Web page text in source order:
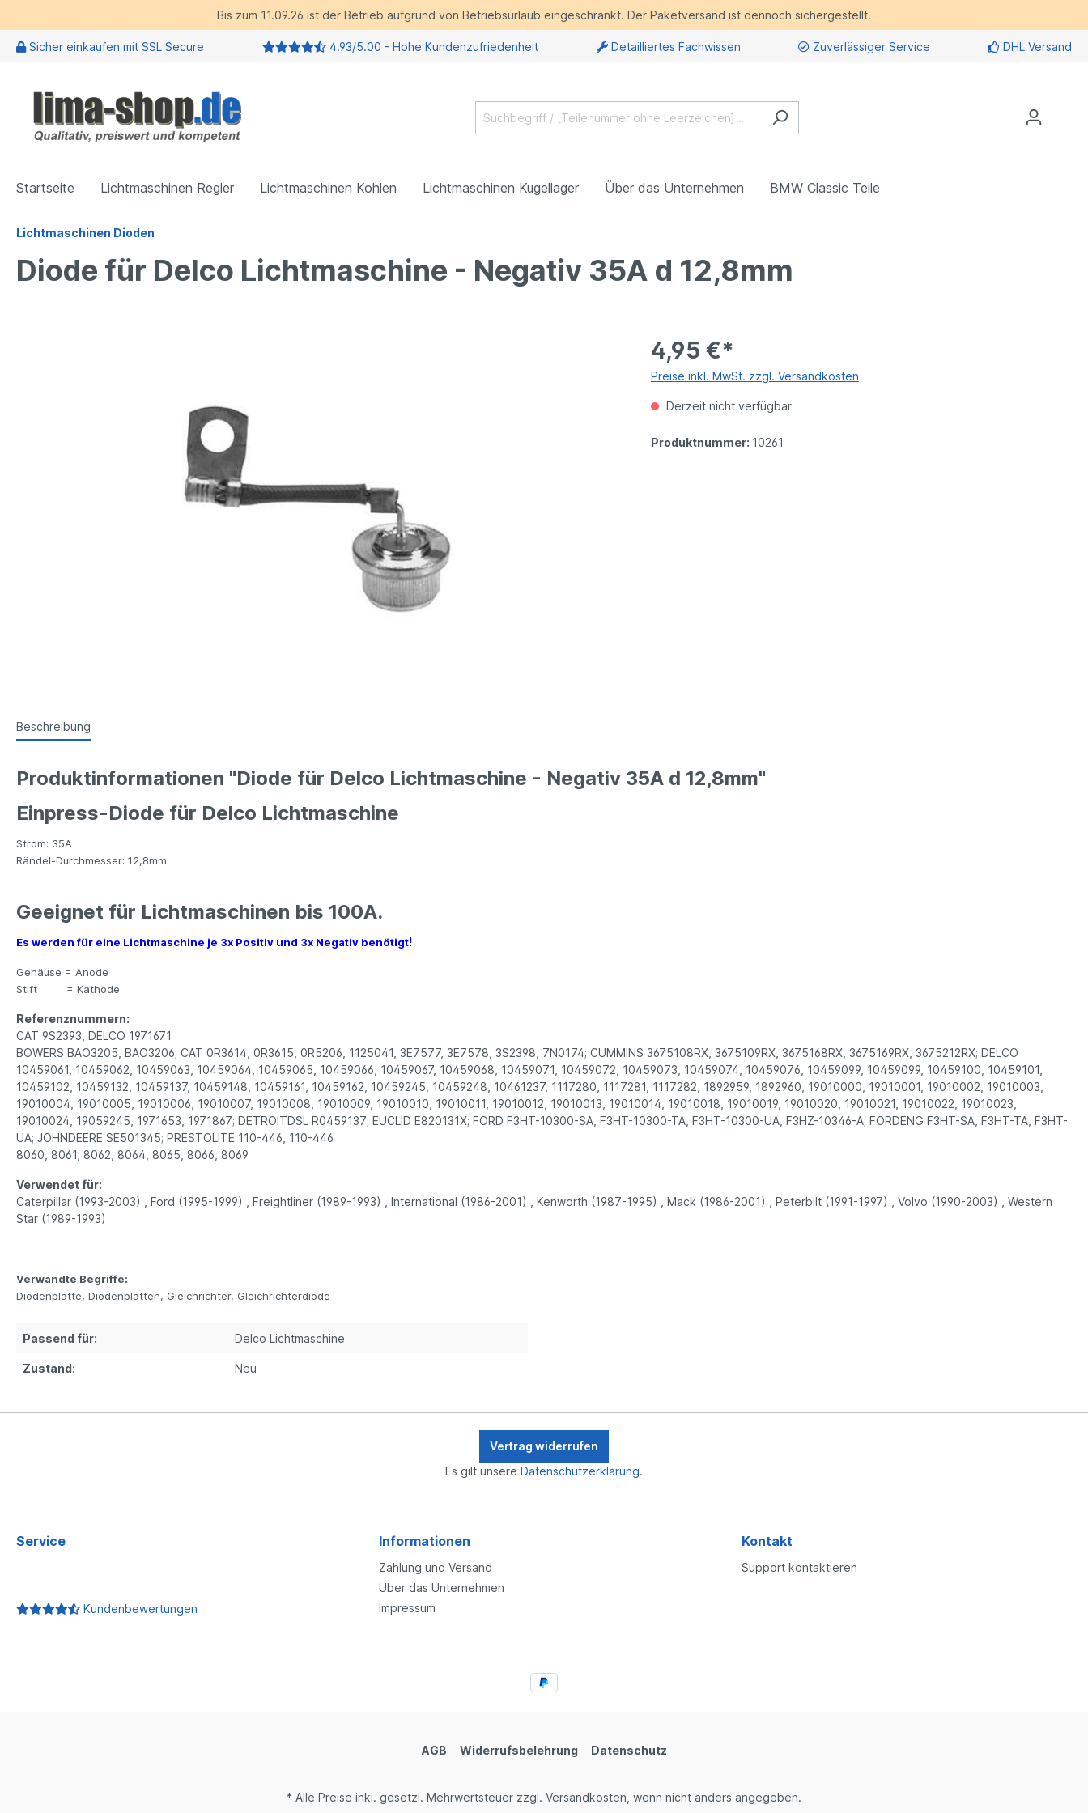
Bis zum 11.09.26 ist der Betrieb aufgrund von Betriebsurlaub eingeschränkt. Der Paketversand ist dennoch sichergestellt.
Sicher einkaufen mit SSL Secure 4.93/5.00 - Hohe Kundenzufriedenheit Detailliertes Fachwissen Zuverlässiger Service DHL Versand
Startseite Lichtmaschinen Regler Lichtmaschinen Kohlen Lichtmaschinen Kugellager Über das Unternehmen BMW Classic Teile
Lichtmaschinen Dioden
Diode für Delco Lichtmaschine - Negativ 35A d 12,8mm
4,95 €*
Preise inkl. MwSt. zzgl. Versandkosten
Derzeit nicht verfügbar
Produktnummer: 10261
Beschreibung
Produktinformationen "Diode für Delco Lichtmaschine - Negativ 35A d 12,8mm"
Einpress-Diode für Delco Lichtmaschine
Strom: 35A
Rändel-Durchmesser: 12,8mm
Geeignet für Lichtmaschinen bis 100A.
Es werden für eine Lichtmaschine je 3x Positiv und 3x Negativ benötigt!
Gehäuse = Anode
Stift = Kathode
Referenznummern:
CAT 9S2393, DELCO 1971671
BOWERS BAO3205, BAO3206; CAT 0R3614, 0R3615, 0R5206, 1125041, 3E7577, 3E7578, 3S2398, 7N0174; CUMMINS 3675108RX, 3675109RX, 3675168RX, 3675169RX, 3675212RX; DELCO
10459061, 10459062, 10459063, 10459064, 10459065, 10459066, 10459067, 10459068, 10459071, 10459072, 10459073, 10459074, 10459076, 10459099, 10459099, 10459100, 10459101,
10459102, 10459132, 10459137, 10459148, 10459161, 10459162, 10459245, 10459248, 10461237, 1117280, 1117281, 1117282, 1892959, 1892960, 19010000, 19010001, 19010002, 19010003,
19010004, 19010005, 19010006, 19010007, 19010008, 19010009, 19010010, 19010011, 19010012, 19010013, 19010014, 19010018, 19010019, 19010020, 19010021, 19010022, 19010023,
19010024, 19059245, 1971653, 1971867; DETROITDSL R0459137; EUCLID E820131X; FORD F3HT-10300-SA, F3HT-10300-TA, F3HT-10300-UA, F3HZ-10346-A; FORDENG F3HT-SA, F3HT-TA, F3HT-
UA; JOHNDEERE SE501345; PRESTOLITE 110-446, 110-446
8060, 8061, 8062, 8064, 8065, 8066, 8069
Verwendet für:
Caterpillar (1993-2003) , Ford (1995-1999) , Freightliner (1989-1993) , International (1986-2001) , Kenworth (1987-1995) , Mack (1986-2001) , Peterbilt (1991-1997) , Volvo (1990-2003) , Western
Star (1989-1993)
Verwandte Begriffe:
Diodenplatte, Diodenplatten, Gleichrichter, Gleichrichterdiode
Passend für: Delco Lichtmaschine
Zustand: Neu
Vertrag widerrufen
Es gilt unsere Datenschutzerklärung.
Service
Kundenbewertungen
Informationen
Zahlung und Versand
Über das Unternehmen
Impressum
Kontakt
Support kontaktieren
AGB Widerrufsbelehrung Datenschutz
* Alle Preise inkl. gesetzl. Mehrwertsteuer zzgl. Versandkosten, wenn nicht anders angegeben.